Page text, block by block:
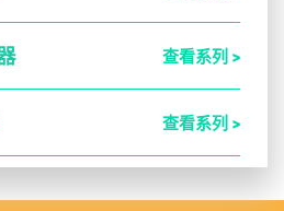
查看系列 >
查看系列 >